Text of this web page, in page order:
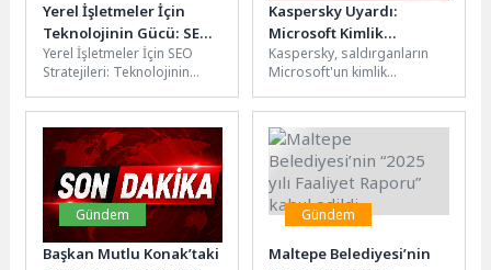
Yerel İşletmeler İçin
Teknolojinin Gücü: SEO
Stratejileri
Yerel İşletmeler İçin SEO
Stratejileri: Teknolojinin
SEO stratejileri belirlemek,
teknolojinin gücünden...
Kaspersky Uyardı:
Microsoft Kimlik
Doğrulama
Mekanizmasını Hedef
Alan Oltalama Saldırısı
Kaspersky, saldırganların
Microsoft'un kimlik
kötüye kullandığı bir
oltalama (phishing)
kampanyasına ilişkin yeni
bir rapor yayımladı....
Gündem
Başkan Mutlu Konak’taki
Gündem
Maltepe Belediyesi’nin